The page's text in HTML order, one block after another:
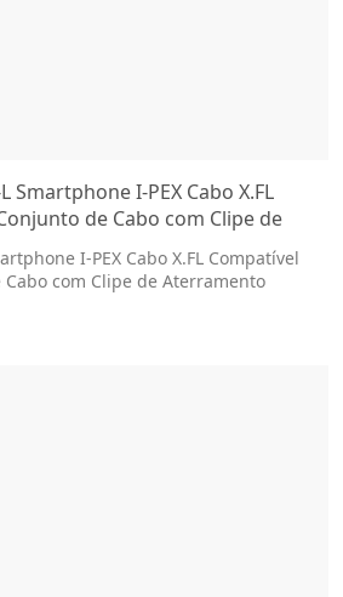
Smartphone I-PEX Cabo X.FL
de Cabo com Clipe de
Aterramento
I-PEX Cabo X.FL Compatível
Cabo com Clipe de Aterramento